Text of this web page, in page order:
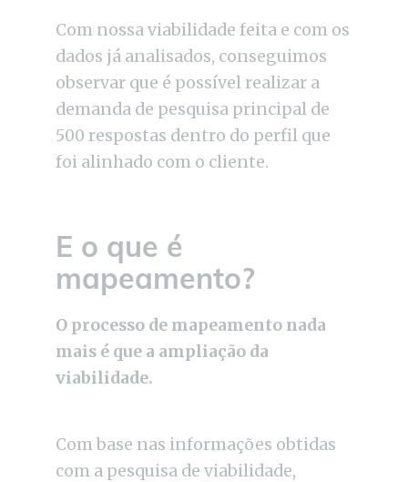
Com nossa viabilidade feita e com os
dados já analisados, conseguimos
observar que é possível realizar a
demanda de pesquisa principal de
500 respostas dentro do perfil que
foi alinhado com o cliente.
E o que é
mapeamento?
O processo de mapeamento nada
mais é que a ampliação da
viabilidade.
Com base nas informações obtidas
com a pesquisa de viabilidade,